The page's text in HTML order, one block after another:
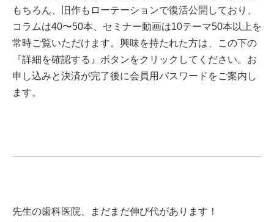
もちろん、旧作もローテーションで復活公開しており、
コラムは40〜50本、セミナー動画は10テーマ50本以上を
常時ご覧いただけます。興味を持たれた方は、この下の
『詳細を確認する』ボタンをクリックしてください。お
申し込みと決済が完了後に会員用パスワードをご案内し
ます。
先生の歯科医院、まだまだ伸び代があります！